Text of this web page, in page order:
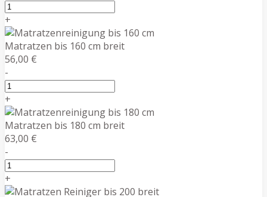
+
Matratzen bis 160 cm breit
56,00 €
-
+
Matratzen bis 180 cm breit
63,00 €
-
+